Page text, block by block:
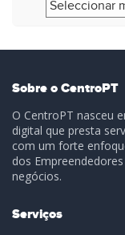
Sobre o CentroPT
O CentroPT nasceu
digital que presta
com um forte
dos
negócios.
Serviços